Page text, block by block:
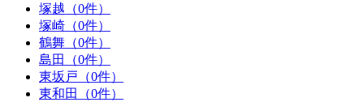
塚越（0件）
塚崎（0件）
鶴舞（0件）
島田（0件）
東坂戸（0件）
東和田（0件）